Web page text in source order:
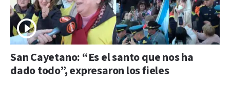
San Cayetano: “Es el santo que nos ha
dado todo”, expresaron los fieles